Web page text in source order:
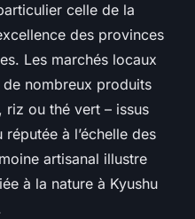
celle de la
des provinces
Les marchés locaux
nombreux produits
riz ou thé vert – issus
réputée à l’échelle des
artisanal illustre
à la nature à Kyushu